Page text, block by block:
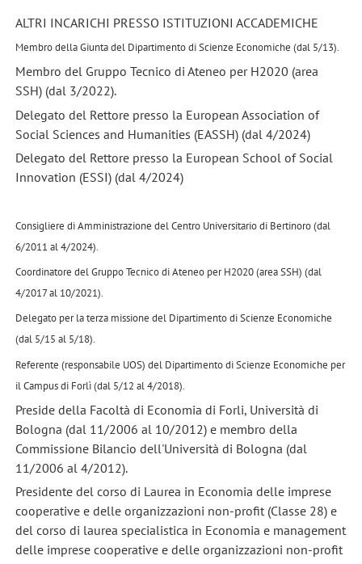
ALTRI INCARICHI PRESSO ISTITUZIONI ACCADEMICHE
Membro della Giunta del Dipartimento di Scienze Economiche (dal 5/13).
Membro del Gruppo Tecnico di Ateneo per H2020 (area
SSH) (dal 3/2022).
Delegato del Rettore presso la European Association of
Social Sciences and Humanities (EASSH) (dal 4/2024)
Delegato del Rettore presso la European School of Social
Innovation (ESSI) (dal 4/2024)
Consigliere di Amministrazione del Centro Universitario di Bertinoro (dal
6/2011 al 4/2024).
Coordinatore del Gruppo Tecnico di Ateneo per H2020 (area SSH) (dal
4/2017 al 10/2021).
Delegato per la terza missione del Dipartimento di Scienze Economiche
(dal 5/15 al 5/18).
Referente (responsabile UOS) del Dipartimento di Scienze Economiche per
il Campus di Forlì (dal 5/12 al 4/2018).
Preside della Facoltà di Economia di Forli, Università di
Bologna (dal 11/2006 al 10/2012) e membro della
Commissione Bilancio dell'Università di Bologna (dal
11/2006 al 4/2012).
Presidente del corso di Laurea in Economia delle imprese
cooperative e delle organizzazioni non-profit (Classe 28) e
del corso di laurea specialistica in Economia e management
delle imprese cooperative e delle organizzazioni non-profit